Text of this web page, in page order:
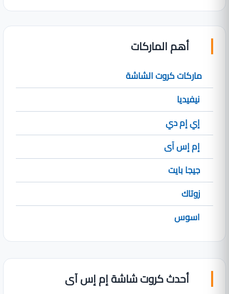
أهم الماركات
ماركات كروت الشاشة
نيفيديا
إي إم دي
إم إس آى
جيجا بايت
زوتاك
اسوس
أحدث كروت شاشة إم إس آى